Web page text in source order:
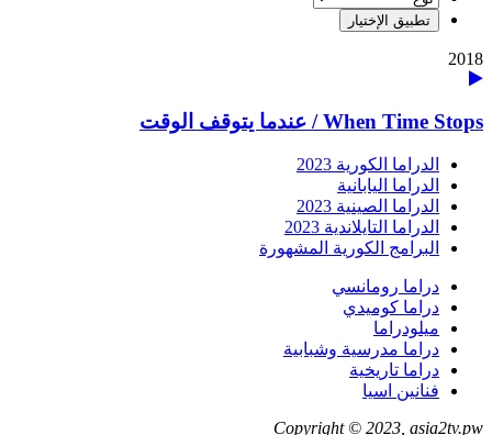
2018
When Time Stops / عندما يتوقف الوقت
الدراما الكورية 2023
الدراما اليابانية
الدراما الصينية 2023
الدراما التايلاندية 2023
البرامج الكورية المشهورة
دراما رومانسي
دراما كوميدي
ميلودراما
دراما مدرسية وشبابية
دراما تاريخية
فنانين اسيا
Copyright © 2023, asia2tv.pw